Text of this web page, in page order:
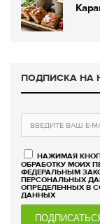
ПОДПИСКА НА
НАЖИМАЯ
ОБРАБОТКУ МОИХ
ФЕДЕРАЛЬНЫМ
ПЕРСОНАЛЬНЫХ
ОПРЕДЕЛЕННЫХ В
ДАННЫХ